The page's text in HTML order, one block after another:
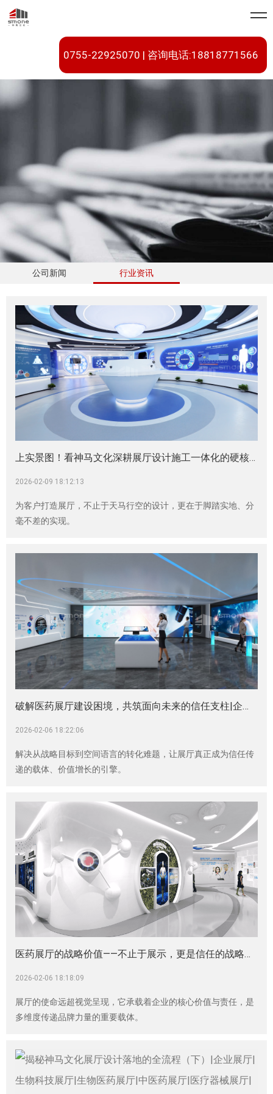
0755-22925070 | 咨询电话:18818771566
公司新闻 行业资讯
上实景图！看神马文化深耕展厅设计施工一体化的硬核实力|企业展厅|生物科技展厅设计|生物制造展厅设计|生物医药展厅|神马文化展厅设计公司
2026-02-09 18:12:13
为客户打造展厅，不止于天马行空的设计，更在于脚踏实地、分
毫不差的实现。
破解医药展厅建设困境，共筑面向未来的信任支柱|企业展厅|生物科技展厅设计|生物制造展厅设计|生物医药展厅|神马文化展厅设计公司
2026-02-06 18:22:06
解决从战略目标到空间语言的转化难题，让展厅真正成为信任传
递的载体、价值增长的引擎。
医药展厅的战略价值——不止于展示，更是信任的战略投资|企业展厅|生物科技展厅设计|生物制造展厅设计|生物医药展厅|神马文化展厅设计公司
2026-02-06 18:18:09
展厅的使命远超视觉呈现，它承载着企业的核心价值与责任，是
多维度传递品牌力量的重要载体。